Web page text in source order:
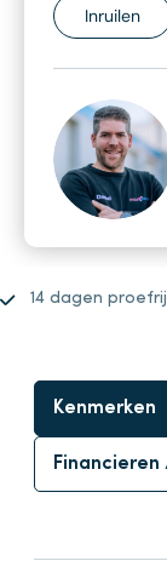
Inruilen
14 dagen
Kenmerken